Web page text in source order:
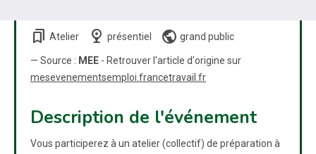
bookmarks Atelier nest_cam_indoor présentiel public grand public
— Source : MEE - Retrouver l'article d'origine sur
mesevenementsemploi.francetravail.fr
Description de l'événement
Vous participerez à un atelier (collectif) de préparation à